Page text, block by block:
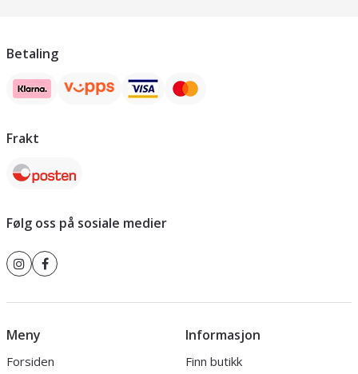
Betaling
Frakt
Følg oss på sosiale medier
Meny
Forsiden
Informasjon
Finn butikk